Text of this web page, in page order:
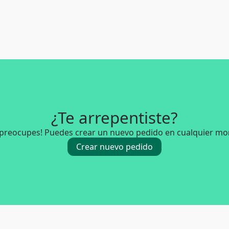
¿Te arrepentiste?
Puedes crear un nuevo pedido en cualquier
Crear nuevo pedido